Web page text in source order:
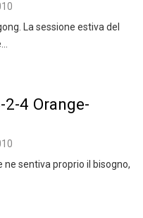
La sessione estiva del
2-4 Orange-
ne sentiva proprio il bisogno,